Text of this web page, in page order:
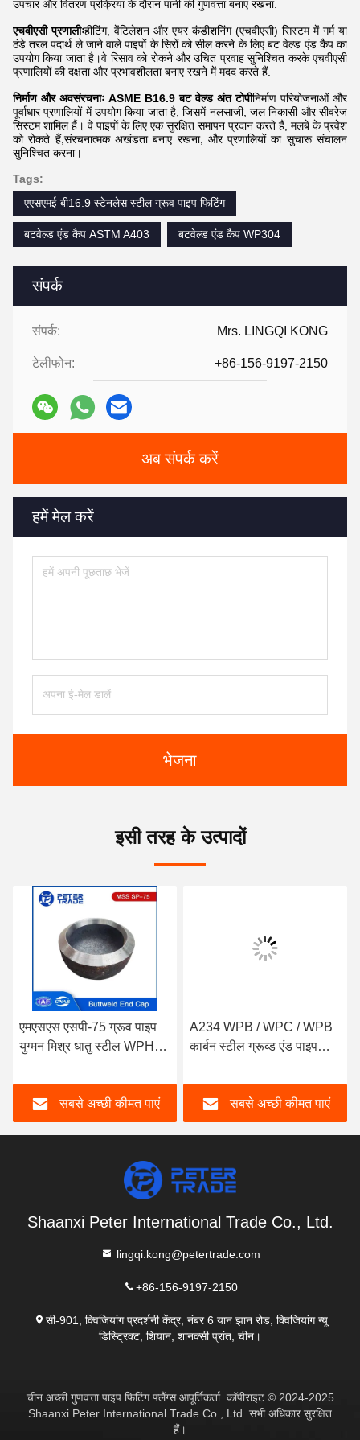
संपर्क
संपर्क: Mrs. LINGQI KONG
टेलीफोन: +86-156-9197-2150
अब संपर्क करें
हमें मेल करें
भेजना
उपचार और वितरण प्रक्रिया के दौरान पानी की गुणवत्ता बनाए रखना.
एचवीएसी प्रणालीःहीटिंग, वेंटिलेशन और एयर कंडीशनिंग (एचवीएसी) सिस्टम में गर्म या
ठंडे तरल पदार्थ ले जाने वाले पाइपों के सिरों को सील करने के लिए बट वेल्ड एंड कैप का
उपयोग किया जाता है।वे रिसाव को रोकने और उचित प्रवाह सुनिश्चित करके एचवीएसी
प्रणालियों की दक्षता और प्रभावशीलता बनाए रखने में मदद करते हैं.
निर्माण और अवसंरचनाः ASME B16.9 बट वेल्ड अंत टोपीनिर्माण परियोजनाओं और
पूर्वाधार प्रणालियों में उपयोग किया जाता है, जिसमें नलसाजी, जल निकासी और सीवरेज
सिस्टम शामिल हैं। वे पाइपों के लिए एक सुरक्षित समापन प्रदान करते हैं, मलबे के प्रवेश
को रोकते हैं,संरचनात्मक अखंडता बनाए रखना, और प्रणालियों का सुचारू संचालन
सुनिश्चित करना।
Tags:
एएसएमई बी16.9 स्टेनलेस स्टील ग्रूव पाइप फिटिंग
बटवेल्ड एंड कैप ASTM A403 बटवेल्ड एंड कैप WP304
इसी तरह के उत्पादों
एमएसएस एसपी-75 ग्रूव पाइप
युग्मन मिश्र धातु स्टील WPHY
एनपीएस 60 अचार
सबसे अच्छी कीमत पाएं
A234 WPB / WPC / WPB
कार्बन स्टील ग्रूव्ड एंड पाइप
ट्यूब के लिए बटवेल्ड एंड कैप
सबसे अच्छी कीमत पाएं
Shaanxi Peter International Trade Co., Ltd.
lingqi.kong@petertrade.com
+86-156-9197-2150
सी-901, क्विजियांग प्रदर्शनी केंद्र, नंबर 6 यान झान रोड, क्विजियांग न्यू
डिस्ट्रिक्ट, शियान, शानक्सी प्रांत, चीन।
चीन अच्छी गुणवत्ता पाइप फिटिंग फ्लैंग्स आपूर्तिकर्ता. कॉपीराइट © 2024-2025
Shaanxi Peter International Trade Co., Ltd. सभी अधिकार सुरक्षित
हैं।